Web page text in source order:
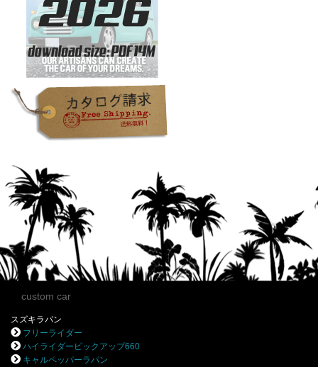
custom car
スズキラパン
フリーライダー
ハイライダーピックアップ660
キャルペッパーラパン